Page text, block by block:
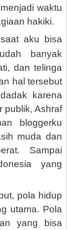
waktu
hakiki.
aku bisa
banyak
dan telinga
hal tersebut
karena
publik, Ashraf
bloggerku
muda dan
Sampai
yang
pola hidup
utama. Pola
yang bisa